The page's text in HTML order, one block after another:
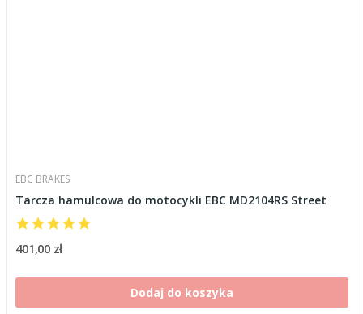
EBC BRAKES
Tarcza hamulcowa do motocykli EBC MD2104RS Street
401,00 zł
Dodaj do koszyka